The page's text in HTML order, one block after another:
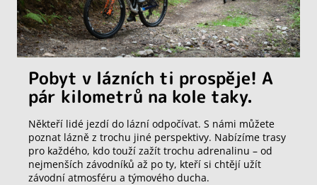
Pobyt v lázních ti prospěje! A
pár kilometrů na kole taky.
Někteří lidé jezdí do lázní odpočívat. S námi můžete
poznat lázně z trochu jiné perspektivy. Nabízíme trasy
pro každého, kdo touží zažít trochu adrenalinu – od
nejmenších závodníků až po ty, kteří si chtějí užít
závodní atmosféru a týmového ducha.